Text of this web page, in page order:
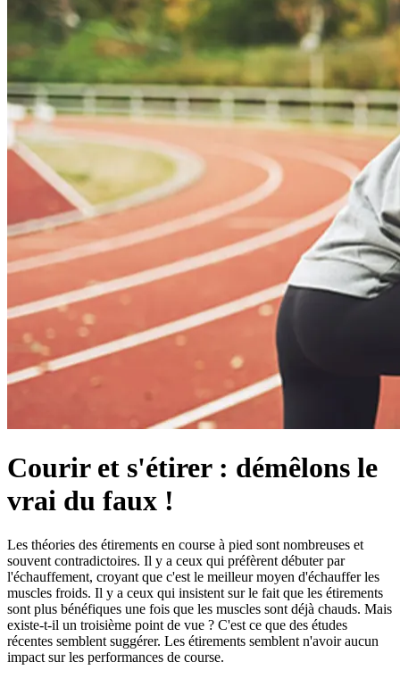
Courir et s'étirer : démêlons le
vrai du faux !
Les théories des étirements en course à pied sont nombreuses et
souvent contradictoires. Il y a ceux qui préfèrent débuter par
l'échauffement, croyant que c'est le meilleur moyen d'échauffer les
muscles froids. Il y a ceux qui insistent sur le fait que les étirements
sont plus bénéfiques une fois que les muscles sont déjà chauds. Mais
existe-t-il un troisième point de vue ? C'est ce que des études
récentes semblent suggérer. Les étirements semblent n'avoir aucun
impact sur les performances de course.